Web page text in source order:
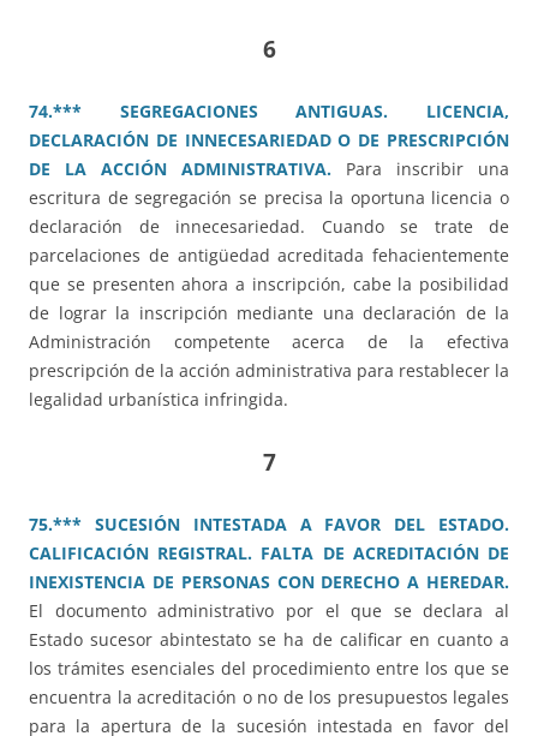
6
74.*** SEGREGACIONES ANTIGUAS. LICENCIA,
DECLARACIÓN DE INNECESARIEDAD O DE PRESCRIPCIÓN
DE LA ACCIÓN ADMINISTRATIVA. Para inscribir una
escritura de segregación se precisa la oportuna licencia o
declaración de innecesariedad. Cuando se trate de
parcelaciones de antigüedad acreditada fehacientemente
que se presenten ahora a inscripción, cabe la posibilidad
de lograr la inscripción mediante una declaración de la
Administración competente acerca de la efectiva
prescripción de la acción administrativa para restablecer la
legalidad urbanística infringida.
7
75.*** SUCESIÓN INTESTADA A FAVOR DEL ESTADO.
CALIFICACIÓN REGISTRAL. FALTA DE ACREDITACIÓN DE
INEXISTENCIA DE PERSONAS CON DERECHO A HEREDAR.
El documento administrativo por el que se declara al
Estado sucesor abintestato se ha de calificar en cuanto a
los trámites esenciales del procedimiento entre los que se
encuentra la acreditación o no de los presupuestos legales
para la apertura de la sucesión intestada en favor del